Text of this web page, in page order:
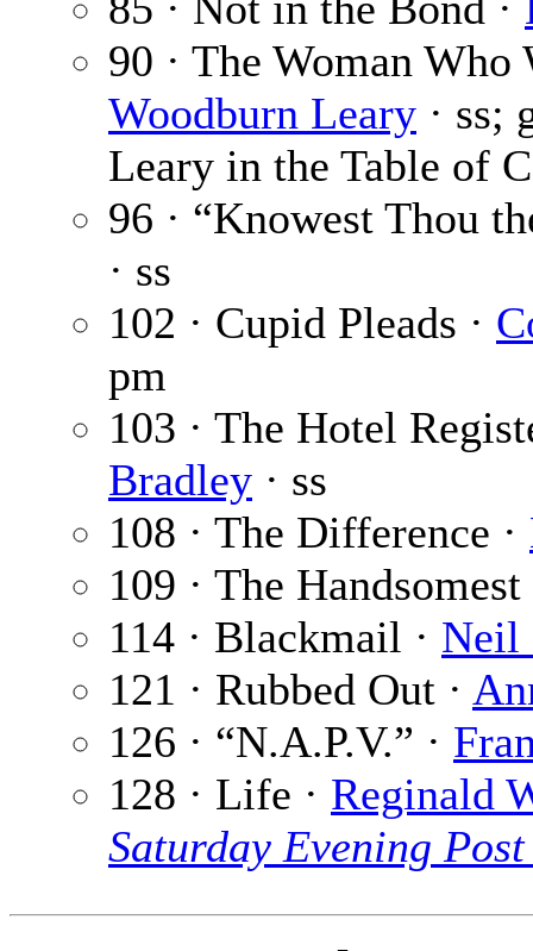
90 · The Woman
Woodburn Leary · ss;
Leary in the Table of
96 · “Knowest Thou
· ss
102 · Cupid Pleads ·
pm
103 · The Hotel
Bradley · ss
108 · The Difference ·
109 · The
114 · Blackmail ·
121 · Rubbed Out ·
126 · “N.A.P.V.” ·
128 · Life · Reginald
Saturday Evening Post